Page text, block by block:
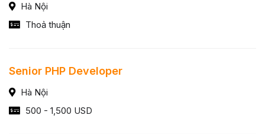
Hà Nội
Thoả thuận
Senior PHP Developer
Hà Nội
500 - 1,500 USD